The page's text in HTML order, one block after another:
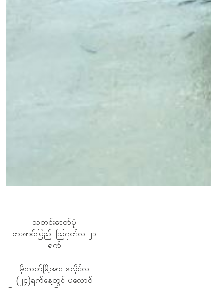
သတင်းဓာတ်ပုံ
ပလောင်ပြည်နယ်
PSLF/TNLA ၏ နမ့်ခမ်းမြို့နယ်
ရဲတပ်ဖွဲ့မှ မြို့နယ်အေးချမ်း
၂၀၂၄ ခုနှစ် သြဂုတ်လ (၃၀)ရက်
တွင် ကျရောက်သည့် (၅၂)နှစ်
ပြည့် တအာင်းစာပေနေ့
မန်တုံမြို့တွင် ကျင်းပပြုလုပ်ခဲ့
သည့်မြင်ကွင်းဖြစ်သည်။
၂၀၂၄ ခုနှစ် သြဂုတ်လ (၃၀)ရက်
တွင် ကျရောက်သည့် (၅၂)နှစ်
ပြည့် တအာင်းစာပေနေ့
ကုတ်မြို့တွင် ကျင်းပပြုလုပ်ခဲ့
သည့်မြင်ကွင်းဖြစ်သည်။
သတင်းဓာတ်ပုံ
တအာင်းပြည်၊ သြဂုတ်လ ၂၀
ရက်
မိုးကုတ်မြို့အား ဇူလိုင်လ
(၂၄)ရက်နေ့တွင် ပလောင်
PSLF/TNLA အုပ်ချုပ်နယ်မြေ
အတွင်း လည်ပတ်နေပြီးဖြစ်သော
နမ္မတူဆေးရုံက ဆရာဝန်များ